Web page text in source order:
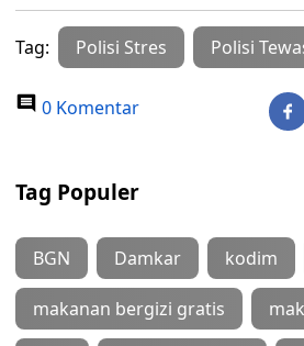
Tag: Polisi Stres Polisi
0 Komentar
Tag Populer
BGN Damkar kodim
makanan bergizi gratis